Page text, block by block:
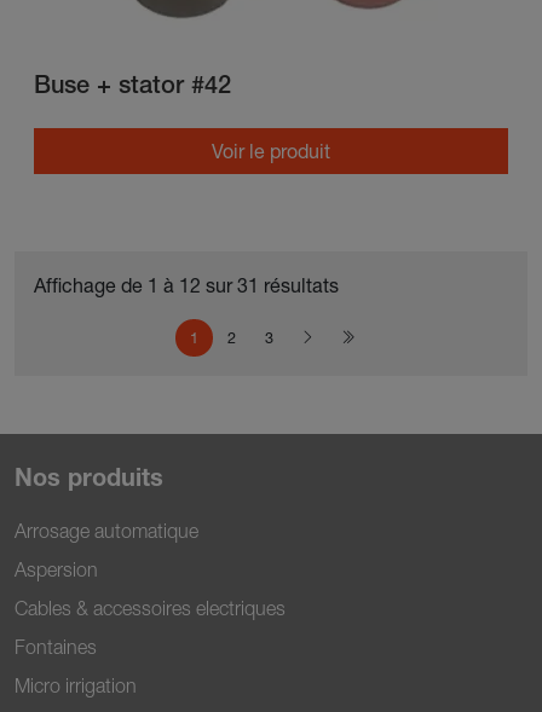
Buse + stator #42
Voir le produit
Affichage de 1 à 12 sur 31 résultats
Pagination
Page courante
1 Page
2 Page
3 Page suivanteDernière page
Nos produits
Arrosage automatique
Aspersion
Cables & accessoires electriques
Fontaines
Micro irrigation